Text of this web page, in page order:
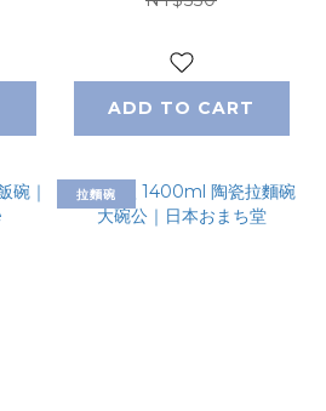
ADD TO CART
拉麵碗